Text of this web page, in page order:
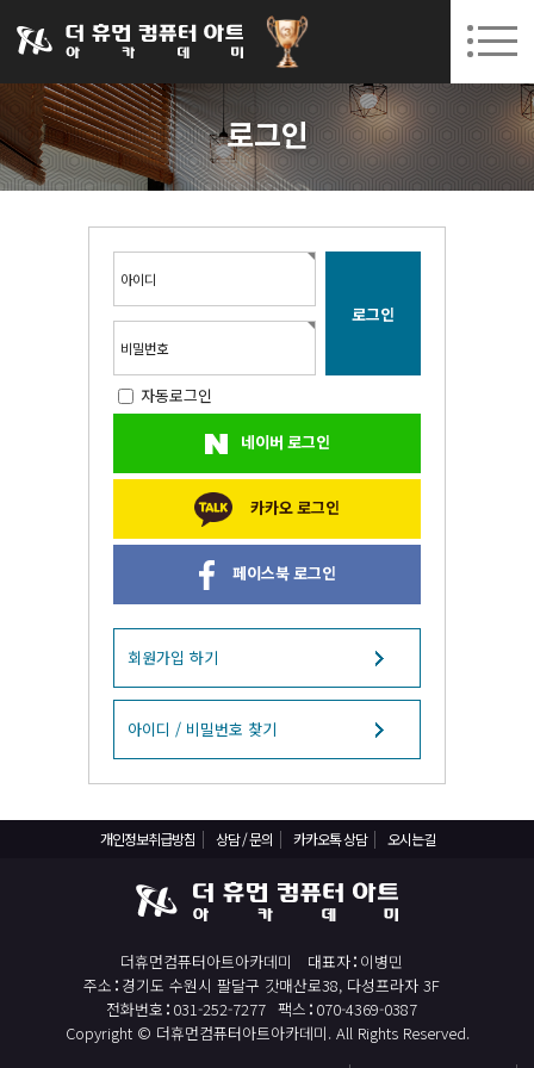
031-252-7277 수원캠퍼스 개강 08. 24.(월)
회원가입 고객센터
로그인
아이디
비밀번호
자동로그인
네이버 로그인
카카오 로그인
페이스북 로그인
회원가입 하기
아이디 / 비밀번호 찾기
개인정보취급방침 상담 / 문의 카카오톡 상담 오시는길
더휴먼컴퓨터아트아카데미 대표자 이병민
주소 경기도 수원시 팔달구 갓매산로38, 다성프라자 3F
전화번호 031-252-7277 팩스 070-4369-0387
Copyright © 더휴먼컴퓨터아트아카데미. All Rights Reserved.
아카데미소개
인사말
국비지원 무료교육
BIM 건축설계 및 실내건축설계(캐드(CAD),맥스(MAX),레빗(REVIT))실무자 양성과정
React, Veu 프레임워크 기반 프론트엔드 개발 양성 지원
반응형/웹퍼블리셔/프론트엔드 웹개발자(웹디자인)
자바(Java)기반 JSP/스프링 웹개발자(정보처리산업기사)(과정평가형)
디지털컨버전스 자바(JAVA)개발자(전자정부 프레임워크/SPRING)
전산세무회계 자격취득과정[전산회계1급/전산세무2급/FAT1급/TAT2급]
컴퓨터활용능력2급(필기+실기) 및 ITQ자격증 취득(한글,엑셀,파워포인트)
직업상담사 2급 (필기+실기) 자격증 취득과정
일러스트 자격증 취득과정(GTQi 1급)
전산회계 1급 / FAT 1급 자격증 취득과정
전산세무 2급 / TAT 2급 자격증 취득과정